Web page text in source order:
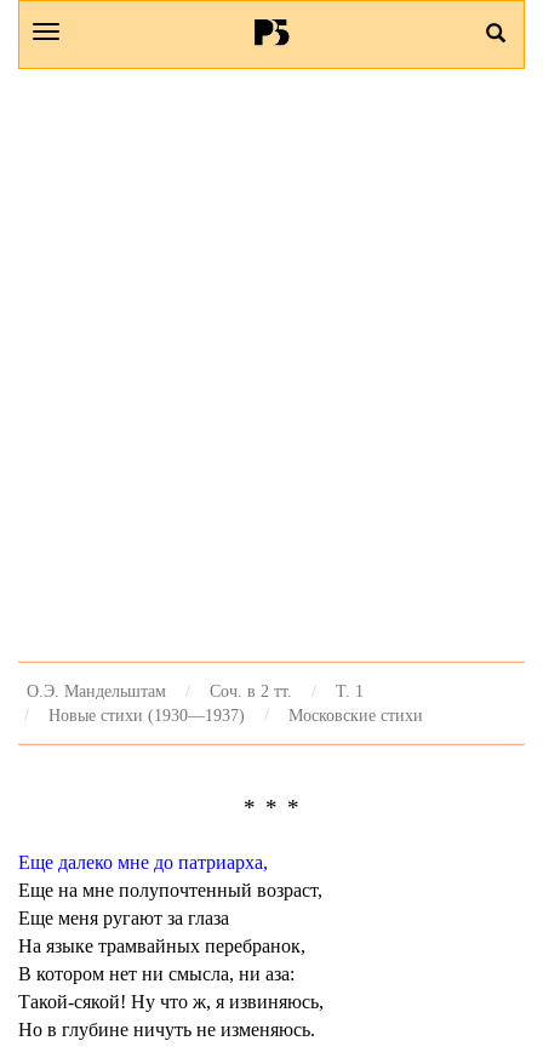
О.Э. Мандельштам Соч. в 2 тт.
Т. 1
Новые стихи (1930—1937)
Московские стихи
* * *
Еще далеко мне до патриарха,
Еще на мне полупочтенный возраст,
Еще меня ругают за глаза
На языке трамвайных перебранок,
В котором нет ни смысла, ни аза:
Такой-сякой! Ну что ж, я извиняюсь,
Но в глубине ничуть не изменяюсь.